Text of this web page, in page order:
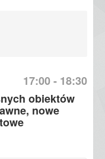
17:00 - 18:30
obiektów
nowe